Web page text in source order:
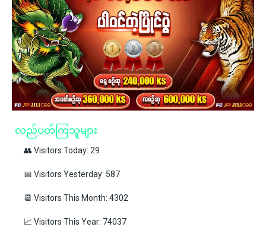
လည်ပတ်ကြသူများ
👥 Visitors Today: 29
📅 Visitors Yesterday: 587
📆 Visitors This Month: 4302
📈 Visitors This Year: 74037